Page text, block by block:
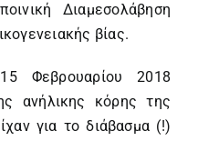
Διαμεσολάβηση
βίας.
Φεβρουαρίου 2018
ανήλικης κόρης της
για το διάβασμα (!)